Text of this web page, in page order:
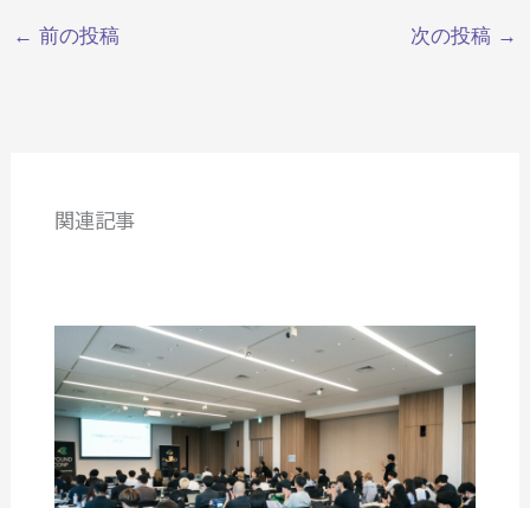
← 前の投稿 次の投稿 →
関連記事